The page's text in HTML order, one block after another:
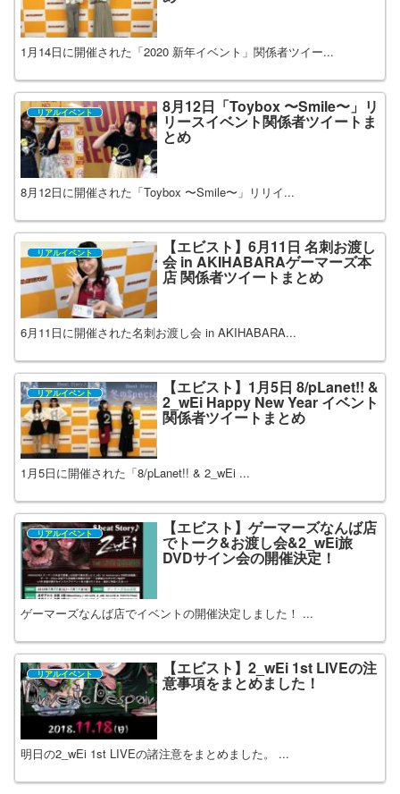
1月14日に開催された「2020 新年イベント」関係者ツイー...
リアルイベント 8月12日「Toybox 〜Smile〜」リ
リースイベント関係者ツイートま
とめ
8月12日に開催された「Toybox 〜Smile〜」リリイ...
リアルイベント 【エビスト】6月11日 名刺お渡し
会 in AKIHABARAゲーマーズ本
店 関係者ツイートまとめ
6月11日に開催された名刺お渡し会 in AKIHABARA...
リアルイベント 【エビスト】1月5日 8/pLanet!! &
2_wEi Happy New Year イベント
関係者ツイートまとめ
1月5日に開催された「8/pLanet!! & 2_wEi ...
リアルイベント 【エビスト】ゲーマーズなんば店
でトーク&お渡し会&2_wEi旅
DVDサイン会の開催決定！
ゲーマーズなんば店でイベントの開催決定しました！ ...
リアルイベント 【エビスト】2_wEi 1st LIVEの注
意事項をまとめました！
明日の2_wEi 1st LIVEの諸注意をまとめました。 ...